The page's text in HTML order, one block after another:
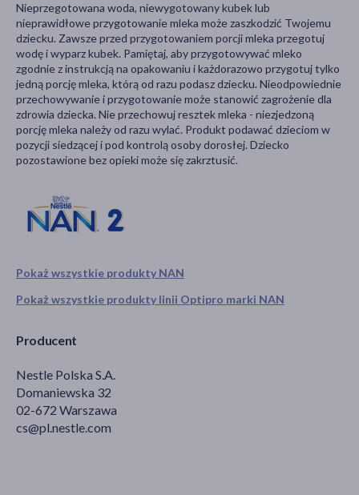
Pokaż wszystkie produkty NAN
Pokaż wszystkie produkty linii Optipro marki NAN
Producent
Nestle Polska S.A.
Domaniewska 32
02-672 Warszawa
cs@pl.nestle.com
Nieprzegotowana woda, niewygotowany kubek lub
nieprawidłowe przygotowanie mleka może zaszkodzić Twojemu
dziecku. Zawsze przed przygotowaniem porcji mleka przegotuj
wodę i wyparz kubek. Pamiętaj, aby przygotowywać mleko
zgodnie z instrukcją na opakowaniu i każdorazowo przygotuj tylko
jedną porcję mleka, którą od razu podasz dziecku. Nieodpowiednie
przechowywanie i przygotowanie może stanowić zagrożenie dla
zdrowia dziecka. Nie przechowuj resztek mleka - niezjedzoną
porcję mleka należy od razu wylać. Produkt podawać dzieciom w
pozycji siedzącej i pod kontrolą osoby dorosłej. Dziecko
pozostawione bez opieki może się zakrztusić.